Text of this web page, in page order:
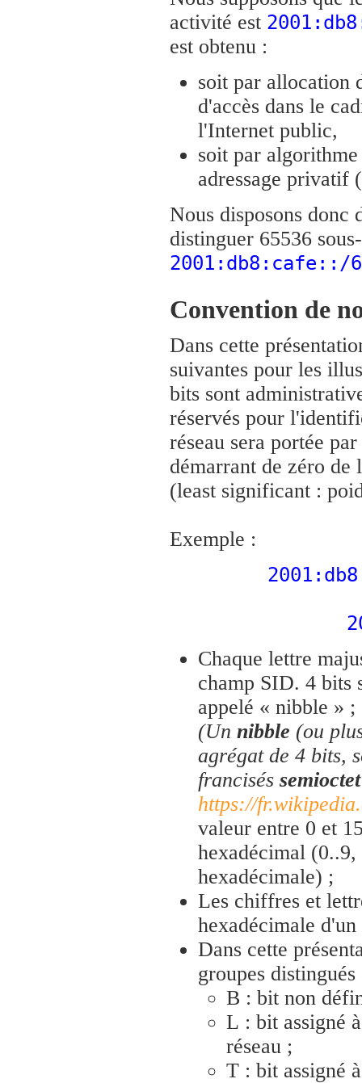
activité est
est obtenu :
soit par allocation
d'accès dans le
l'Internet public,
soit par
adressage privatif
Nous disposons donc
distinguer 65536
2001:db8:cafe::/
Convention de
Dans cette
suivantes pour les
bits sont
réservés pour
réseau sera portée
démarrant de zéro
(least significant :
Exemple :
Chaque lettre
champ SID. 4 bits
appelé « nibble » ;
(Un nibble (ou
agrégat de 4 bits,
francisés semioctet
https://
valeur entre 0 et
hexadécimal
hexadécimale) ;
Les chiffres et
hexadécimale
Dans cette
groupes
B : bit non
L : bit assigné
réseau ;
T : bit assigné